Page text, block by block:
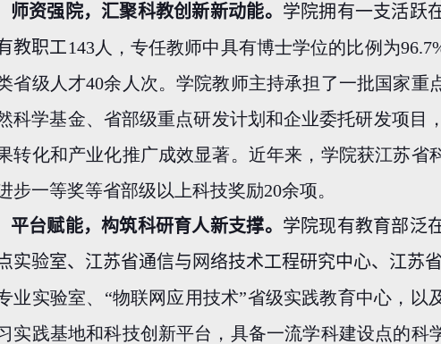
师资强院，汇聚科教创新新动能。 学院拥有一支活跃
教职工143人，专任教师中具有博士学位的比例为
省级人才40余人次。学院教师主持承担了一批国家重
科学基金、省部级重点研发计划和企业委托研发项目
转化和产业化推广成效显著。近年来，学院获江苏
步一等奖等省部级以上科技奖励20余项。
平台赋能，构筑科研育人新支撑。 学院现有教育部泛
实验室、江苏省通信与网络技术工程研究中心、江苏
业实验室、“物联网应用技术”省级实践教育中心，
实践基地和科技创新平台，具备一流学科建设点的